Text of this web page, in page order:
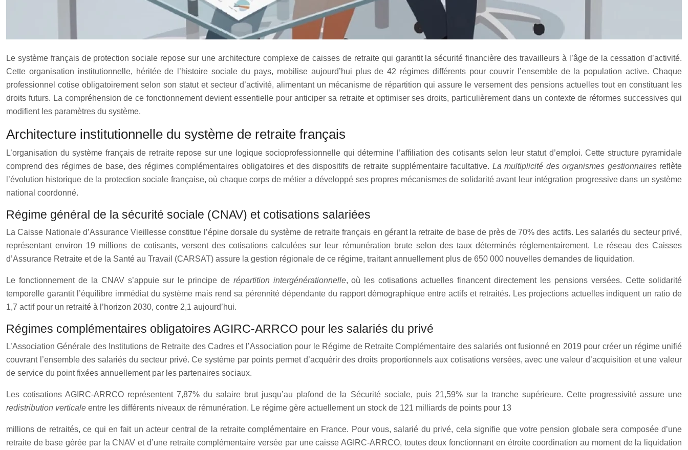
Le système français de protection sociale repose sur une architecture complexe de caisses de retraite qui garantit la sécurité financière des travailleurs à l’âge de la cessation d’activité.
Cette organisation institutionnelle, héritée de l’histoire sociale du pays, mobilise aujourd’hui plus de 42 régimes différents pour couvrir l’ensemble de la population active. Chaque
professionnel cotise obligatoirement selon son statut et secteur d’activité, alimentant un mécanisme de répartition qui assure le versement des pensions actuelles tout en constituant les
droits futurs. La compréhension de ce fonctionnement devient essentielle pour anticiper sa retraite et optimiser ses droits, particulièrement dans un contexte de réformes successives qui
modifient les paramètres du système.
Architecture institutionnelle du système de retraite français
L’organisation du système français de retraite repose sur une logique socioprofessionnelle qui détermine l’affiliation des cotisants selon leur statut d’emploi. Cette structure pyramidale
comprend des régimes de base, des régimes complémentaires obligatoires et des dispositifs de retraite supplémentaire facultative. La multiplicité des organismes gestionnairesreflète
l’évolution historique de la protection sociale française, où chaque corps de métier a développé ses propres mécanismes de solidarité avant leur intégration progressive dans un système
national coordonné.
Régime général de la sécurité sociale (CNAV) et cotisations salariées
La Caisse Nationale d’Assurance Vieillesse constitue l’épine dorsale du système de retraite français en gérant la retraite de base de près de 70% des actifs. Les salariés du secteur privé,
représentant environ 19 millions de cotisants, versent des cotisations calculées sur leur rémunération brute selon des taux déterminés réglementairement. Le réseau des Caisses
d’Assurance Retraite et de la Santé au Travail (CARSAT) assure la gestion régionale de ce régime, traitant annuellement plus de 650 000 nouvelles demandes de liquidation.
Le fonctionnement de la CNAV s’appuie sur le principe de répartition intergénérationnelle, où les cotisations actuelles financent directement les pensions versées. Cette solidarité
temporelle garantit l’équilibre immédiat du système mais rend sa pérennité dépendante du rapport démographique entre actifs et retraités. Les projections actuelles indiquent un ratio de
1,7 actif pour un retraité à l’horizon 2030, contre 2,1 aujourd’hui.
Régimes complémentaires obligatoires AGIRC-ARRCO pour les salariés du privé
L’Association Générale des Institutions de Retraite des Cadres et l’Association pour le Régime de Retraite Complémentaire des salariés ont fusionné en 2019 pour créer un régime unifié
couvrant l’ensemble des salariés du secteur privé. Ce système par points permet d’acquérir des droits proportionnels aux cotisations versées, avec une valeur d’acquisition et une valeur
de service du point fixées annuellement par les partenaires sociaux.
Les cotisations AGIRC-ARRCO représentent 7,87% du salaire brut jusqu’au plafond de la Sécurité sociale, puis 21,59% sur la tranche supérieure. Cette progressivité assure une
redistribution verticale entre les différents niveaux de rémunération. Le régime gère actuellement un stock de 121 milliards de points pour 13
millions de retraités, ce qui en fait un acteur central de la retraite complémentaire en France. Pour vous, salarié du privé, cela signifie que votre pension globale sera composée d’une
retraite de base gérée par la CNAV et d’une retraite complémentaire versée par une caisse AGIRC‑ARRCO, toutes deux fonctionnant en étroite coordination au moment de la liquidation